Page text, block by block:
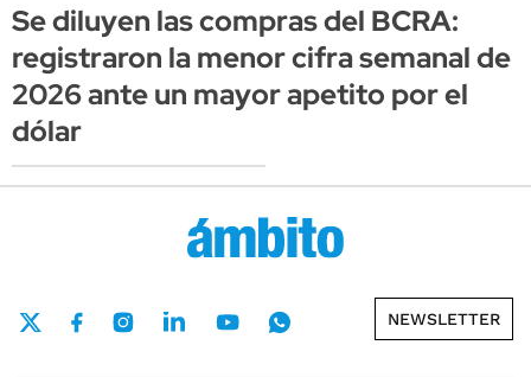
Se diluyen las compras del BCRA:
registraron la menor cifra semanal de
2026 ante un mayor apetito por el
dólar
NEWSLETTER